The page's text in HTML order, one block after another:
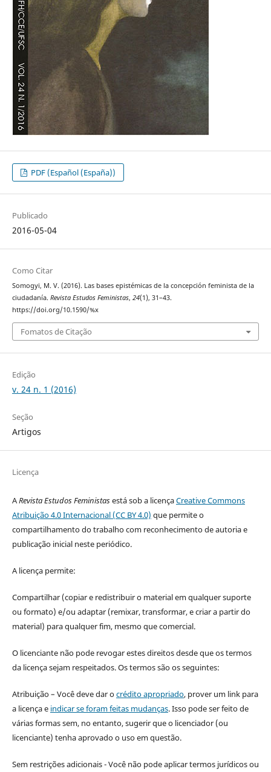
PDF (Español (España))
Publicado
2016-05-04
Como Citar
Somogyi, M. V. (2016). Las bases epistémicas de la concepción feminista de la
ciudadanía. Revista Estudos Feministas, 24(1), 31–43.
https://doi.org/10.1590/%x
Fomatos de Citação
Edição
v. 24 n. 1 (2016)
Seção
Artigos
Licença
ARevista Estudos Feministasestá sob a licençaCreative Commons
Atribuição 4.0 Internacional (CC BY 4.0) que permite o
compartilhamento do trabalho com reconhecimento de autoria e
publicação inicial neste periódico.
A licença permite:
Compartilhar (copiar e redistribuir o material em qualquer suporte
ou formato) e/ou adaptar (remixar, transformar, e criar a partir do
material) para qualquer fim, mesmo que comercial.
O licenciante não pode revogar estes direitos desde que os termos
da licença sejam respeitados. Os termos são os seguintes:
Atribuição – Você deve dar ocrédito apropriado, prover um link para
a licença e indicar se foram feitas mudanças. Isso pode ser feito de
várias formas sem, no entanto, sugerir que o licenciador (ou
licenciante) tenha aprovado o uso em questão.
Sem restrições adicionais - Você não pode aplicar termos jurídicos ou